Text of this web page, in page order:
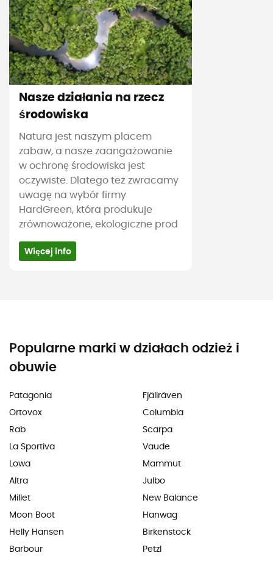
Nasze działania na rzecz
środowiska
Natura jest naszym placem
zabaw, a nasze zaangażowanie
w ochronę środowiska jest
oczywiste. Dlatego też zwracamy
uwagę na wybór firmy
HardGreen, która produkuje
zrównoważone, ekologiczne prod
Więcej info
Popularne marki w działach odzież i
obuwie
Patagonia
Ortovox
Rab
La Sportiva
Lowa
Altra
Millet
Moon Boot
Helly Hansen
Barbour
Fjällräven
Columbia
Scarpa
Vaude
Mammut
Julbo
New Balance
Hanwag
Birkenstock
Petzl